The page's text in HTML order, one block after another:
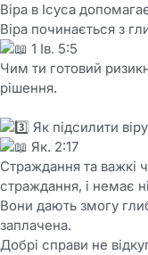
Віра в Ісуса
Віра починається з
1 Ів. 5:5
Чим ти готовий
рішення.
Як підсилити
Як. 2:17
Страждання та важкі
страждання, і немає
Вони дають змогу
заплачена.
Добрі справи не